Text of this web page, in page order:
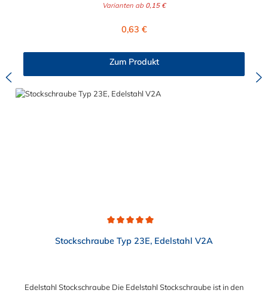
Stahl verzinkt oder Edelstahl V2A.
Varianten ab 0,15 €
Regulärer Preis:
0,63 €
Zum Produkt
Stockschraube Typ 23E, Edelstahl V2A
Edelstahl Stockschraube Die Edelstahl Stockschraube ist in den